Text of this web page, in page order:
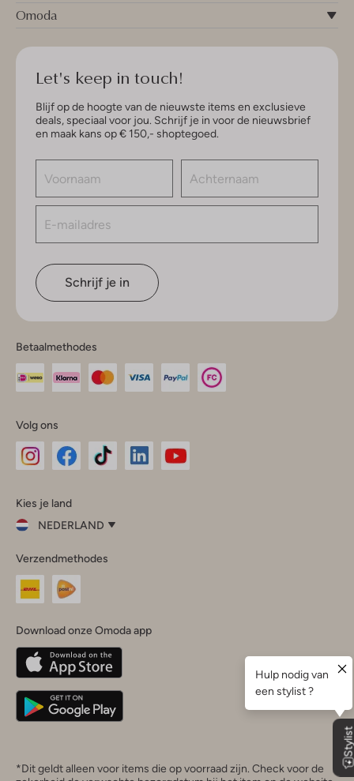
Omoda
Let's keep in touch!
Blijf op de hoogte van de nieuwste items en exclusieve
deals, speciaal voor jou. Schrijf je in voor de nieuwsbrief
en maak kans op € 150,- shoptegoed.
Schrijf je in
Betaalmethodes
Volg ons
InstagramFacebook
Kies je land
NEDERLAND
je
land
Nederland
Belgique(Français)
Deutschland
Verzendmethodes
Download onze Omoda app
*Dit geldt alleen voor items die op voorraad zijn. Check voor de